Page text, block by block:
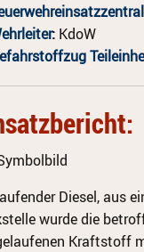
: KdoW
Diesel, aus
wurde die
Kraftstoff